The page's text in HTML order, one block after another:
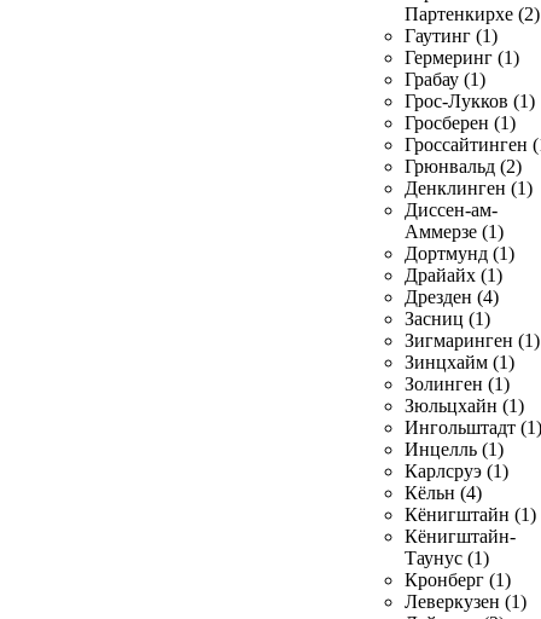
Партенкирхе (2)
Гаутинг (1)
Гермеринг (1)
Грабау (1)
Грос-Лукков (1)
Гросберен (1)
Гроссайтинген
Грюнвальд (2)
Денклинген (1)
Диссен-ам-
Аммерзе (1)
Дортмунд (1)
Драйайх (1)
Дрезден (4)
Засниц (1)
Зигмаринген (1)
Зинцхайм (1)
Золинген (1)
Зюльцхайн (1)
Ингольштадт (1)
Инцелль (1)
Карлсруэ (1)
Кёльн (4)
Кёнигштайн (1)
Кёнигштайн-
Таунус (1)
Кронберг (1)
Леверкузен (1)